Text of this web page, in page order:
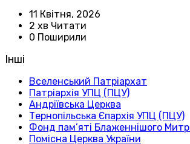
11 Квітня, 2026
2 хв Читати
0 Поширили
Інші
Вселенський Патріархат
Патріархія УПЦ (ПЦУ)
Андріївська Церква
Тернопільська Єпархія УПЦ (ПЦУ)
Фонд пам’яті Блаженнішого
Помісна Церква України